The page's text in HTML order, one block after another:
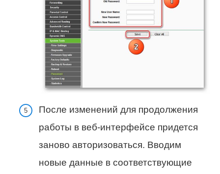
После изменений для продолжения
работы в веб-интерфейсе придется
заново авторизоваться. Вводим
новые данные в соответствующие